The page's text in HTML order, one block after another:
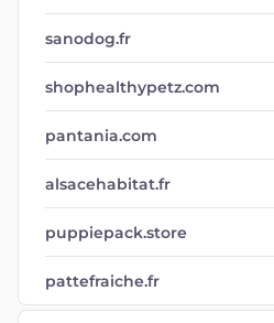
sanodog.fr
shophealthypetz.com
pantania.com
alsacehabitat.fr
puppiepack.store
pattefraiche.fr